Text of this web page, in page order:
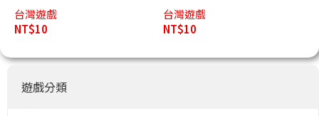
台灣遊戲
NT$10
台灣遊戲
NT$10
遊戲分類